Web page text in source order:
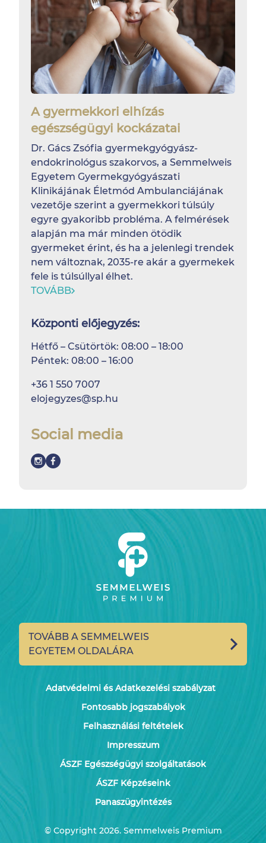
A gyermekkori elhízás
egészségügyi kockázatai
Dr. Gács Zsófia gyermekgyógyász-
endokrinológus szakorvos, a Semmelweis
Egyetem Gyermekgyógyászati
Klinikájának Életmód Ambulanciájának
vezetője szerint a gyermekkori túlsúly
egyre gyakoribb probléma. A felmérések
alapján ma már minden ötödik
gyermeket érint, és ha a jelenlegi trendek
nem változnak, 2035-re akár a gyermekek
fele is túlsúllyal élhet.
TOVÁBB
Központi előjegyzés:
Hétfő – Csütörtök: 08:00 – 18:00
Péntek: 08:00 – 16:00
+36 1 550 7007
elojegyzes@sp.hu
Social media
TOVÁBB A SEMMELWEIS
EGYETEM OLDALÁRA
Adatvédelmi és Adatkezelési szabályzat
Fontosabb jogszabályok
Felhasználási feltételek
Impresszum
ÁSZF Egészségügyi szolgáltatások
ÁSZF Képzéseink
Panaszügyintézés
© Copyright 2026. Semmelweis Premium